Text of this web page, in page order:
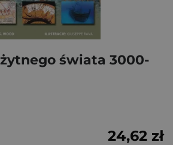
świata 3000-
24,62 zł